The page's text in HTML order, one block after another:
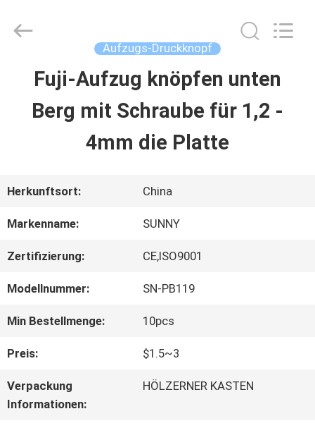
HAUS
PRODUKTE
VIDEOS
FABRIK-
AUSFLUG
QUALITÄTSKONTROLLE
SUNNY
Aufzugs-Druckknopf
Fuji-Aufzug knöpfen unten
Berg mit Schraube für 1,2 -
4mm die Platte
Herkunftsort: China
Markenname: SUNNY
Zertifizierung: CE,ISO9001
Modellnummer: SN-PB119
Min Bestellmenge: 10pcs
Preis: $1.5~3
Verpackung
Informationen:
HÖLZERNER KASTEN